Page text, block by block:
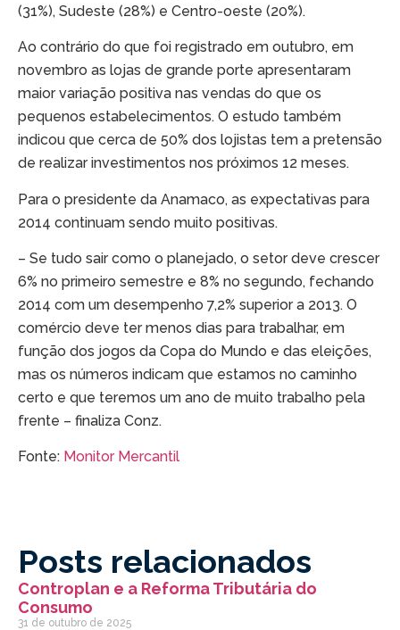
(31%), Sudeste (28%) e Centro-oeste (20%).
Ao contrário do que foi registrado em outubro, em
novembro as lojas de grande porte apresentaram
maior variação positiva nas vendas do que os
pequenos estabelecimentos. O estudo também
indicou que cerca de 50% dos lojistas tem a pretensão
de realizar investimentos nos próximos 12 meses.
Para o presidente da Anamaco, as expectativas para
2014 continuam sendo muito positivas.
– Se tudo sair como o planejado, o setor deve crescer
6% no primeiro semestre e 8% no segundo, fechando
2014 com um desempenho 7,2% superior a 2013. O
comércio deve ter menos dias para trabalhar, em
função dos jogos da Copa do Mundo e das eleições,
mas os números indicam que estamos no caminho
certo e que teremos um ano de muito trabalho pela
frente – finaliza Conz.
Fonte: Monitor Mercantil
Posts relacionados
Controplan e a Reforma Tributária do
Consumo
31 de outubro de 2025